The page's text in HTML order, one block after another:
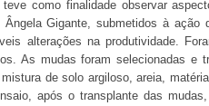
como finalidade observar
Gigante, submetidos à ação
alterações na produtividade.
As mudas foram selecionadas e
de solo argiloso, areia,
após o transplante das